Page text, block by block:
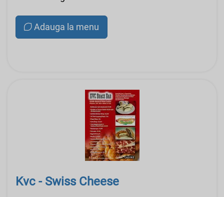
Adauga la menu
Kvc - Swiss Cheese